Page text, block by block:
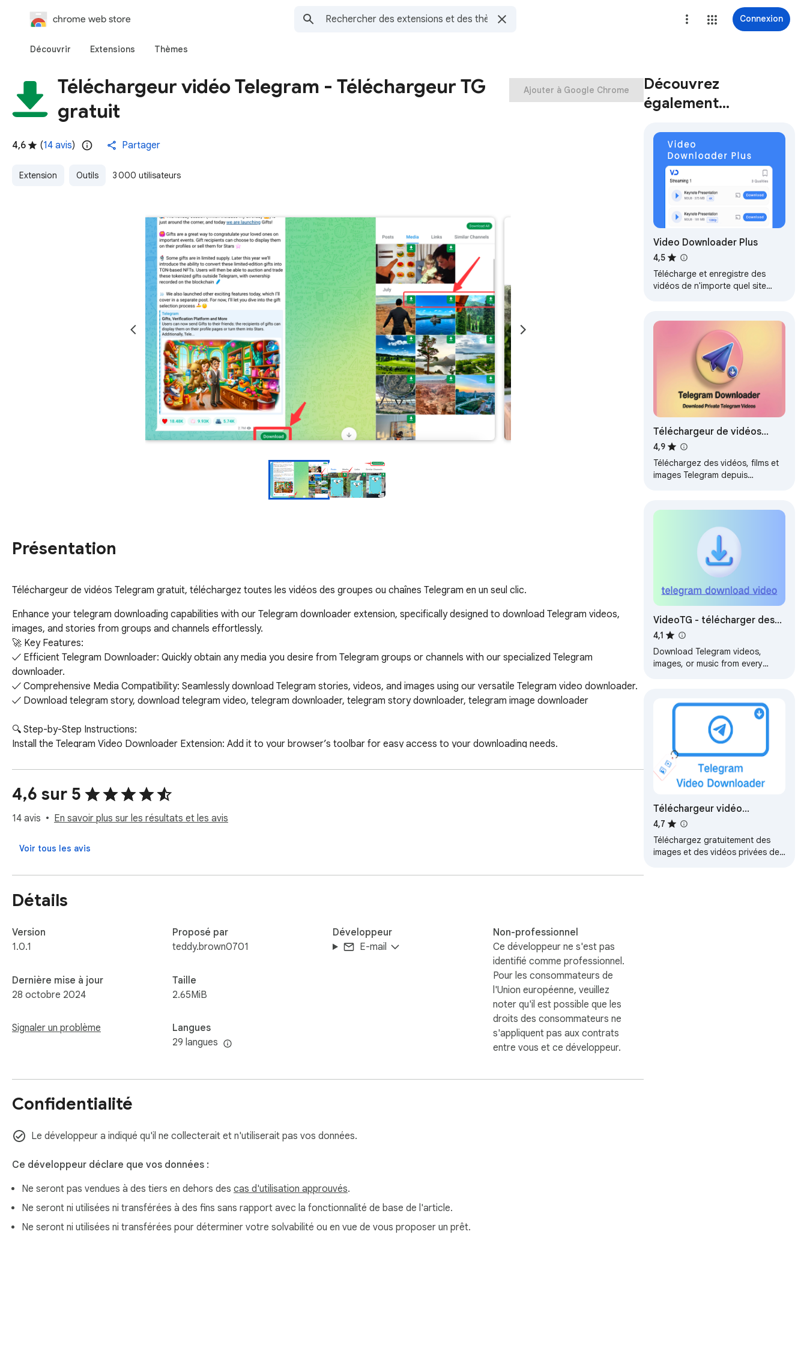
chrome web store Connexion
Découvrir Extensions Thèmes
Téléchargeur vidéo Telegram - Téléchargeur TG
gratuit
4,6 (14 avis) Partager
Extension Outils 3 000 utilisateurs
Ajouter à Google Chrome
Présentation
Téléchargeur de vidéos Telegram gratuit, téléchargez toutes les vidéos des groupes ou chaînes Telegram en un seul clic.
Enhance your telegram downloading capabilities with our Telegram downloader extension, specifically designed to download Telegram videos,
images, and stories from groups and channels effortlessly.
🚀 Key Features:
✓ Efficient Telegram Downloader: Quickly obtain any media you desire from Telegram groups or channels with our specialized Telegram
downloader.
✓ Comprehensive Media Compatibility: Seamlessly download Telegram stories, videos, and images using our versatile Telegram video downloader.
✓ Download telegram story, download telegram video, telegram downloader, telegram story downloader, telegram image downloader
🔍 Step-by-Step Instructions:
Install the Telegram Video Downloader Extension: Add it to your browser’s toolbar for easy access to your downloading needs.
Download Telegram Story or Video: Locate the download icon on the media you wish to save, click it, and instantly download Telegram stories,
videos, or images.
This extension is independently developed and not officially associated with the Telegram app or website.
4,6 sur 5
14 avis En savoir plus sur les résultats et les avis
Voir tous les avis
Détails
Version
1.0.1
Dernière mise à jour
28 octobre 2024
Signaler un problème
Proposé par
teddy.brown0701
Taille
2.65MiB
Langues
29 langues
Développeur
E-mail
Non-professionnel
Ce développeur ne s'est pas
identifié comme professionnel.
Pour les consommateurs de
l'Union européenne, veuillez
noter qu'il est possible que les
droits des consommateurs ne
s'appliquent pas aux contrats
entre vous et ce développeur.
Confidentialité
Le développeur a indiqué qu'il ne collecterait et n'utiliserait pas vos données.
Ce développeur déclare que vos données :
Ne seront pas vendues à des tiers en dehors des cas d'utilisation approuvés.
Ne seront ni utilisées ni transférées à des fins sans rapport avec la fonctionnalité de base de l'article.
Ne seront ni utilisées ni transférées pour déterminer votre solvabilité ou en vue de vous proposer un prêt.
Découvrez
également…
Video Downloader Plus
4,5
Télécharge et enregistre des
vidéos de n'importe quel site
fonctionne…
Téléchargeur de vidéos
Telegram - téléchargez des
vidéos Telegram
4,9
Téléchargez des vidéos, films et
images Telegram depuis
vos…
VideoTG - télécharger des
vidéos Telegram
4,1
Download Telegram videos,
images, or music from every
Téléchargeur vidéo
Telegram gratuitement
4,7
Téléchargez gratuitement des
images et des vidéos privées de